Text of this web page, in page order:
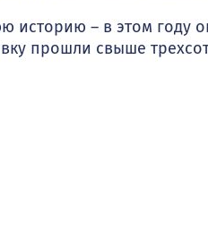
историю – в этом году
прошли свыше